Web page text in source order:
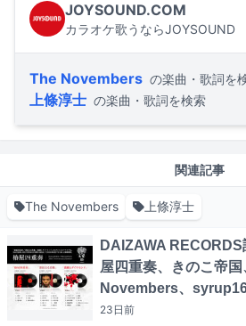
JOYSOUND.COM
カラオケ歌うならJOYSOUND
The Novembers の楽曲・歌詞を
上條淳士 の楽曲・歌詞を検索
関連記事
The Novembers 上條淳士
DAIZAWA
屋四重奏、きのこ帝
Novembers、
23日前